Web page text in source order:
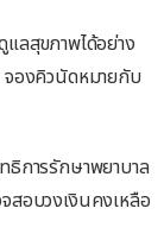
แลสุขภาพได้อย่าง
จองคิวนัดหมายกับ
ธิการรักษาพยาบาล
สอบวงเงินคงเหลือ